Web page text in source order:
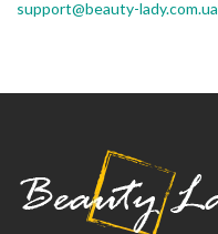
support@beauty-lady.com.ua